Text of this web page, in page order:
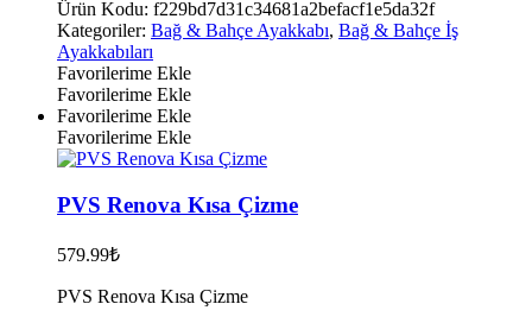
ürünün
birden
fazla
varyasyonu
var.
Seçenekler
ürün
sayfasından
Ürün Kodu: f229bd7d31c34681a2befacf1e5da32f
Kategoriler: Bağ & Bahçe Ayakkabı, Bağ & Bahçe İş
Ayakkabıları
Favorilerime Ekle
Favorilerime Ekle
Favorilerime Ekle
Favorilerime Ekle
PVS Renova Kısa Çizme
579.99₺
PVS Renova Kısa Çizme